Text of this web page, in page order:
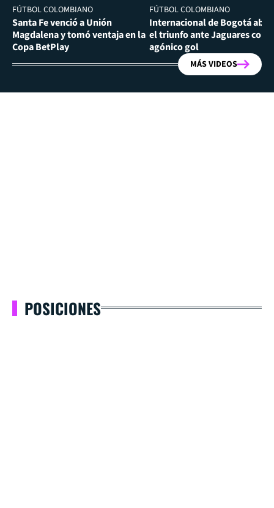
FÚTBOL COLOMBIANO
Santa Fe venció a Unión
Magdalena y tomó ventaja en la
Copa BetPlay
FÚTBOL COLOMBIANO
Internacional de Bogotá
el triunfo ante Jaguares con
agónico gol
MÁS VIDEOS
POSICIONES